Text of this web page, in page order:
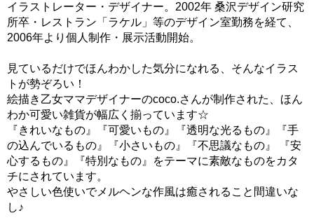
イラストレーター・デザイナー。2002年 桑沢デザイン研究
所卒・レストラン「ラケル」等のデザイン室勤務を経て、
2006年より個人制作・展示活動開始。
見ているだけでほんわかした気分になれる、そんなイラス
トが勢ぞろい！
絵描き乙女ママデザイナーのcoco.さんが制作された、ほん
わか可愛い雑貨が幅広く揃っています☆
『きれいなもの』『可愛いもの』『透明な光るもの』『手
の込んでいるもの』『小さいもの』『不思議なもの』 『安
心するもの』『特別なもの』をテーマに素敵なものをカタ
チにされています。
やさしい色使いでメルヘンな作風は癒されること間違いな
し♪